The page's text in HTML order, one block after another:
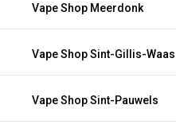
Vape Shop Meerdonk
Vape Shop Sint-Gillis-Waas
Vape Shop Sint-Pauwels